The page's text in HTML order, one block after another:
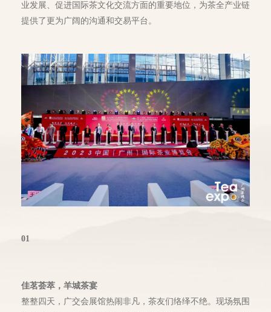
业发展、促进国际茶文化交流方面的重要地位，为茶全产业链
提供了更为广阔的沟通和交易平台。
01
佳茗荟萃，羊城茶宴
整整四天，广交会展馆热闹非凡，茶友们络绎不绝。现场氛围